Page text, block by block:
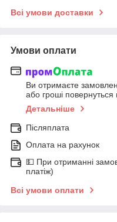
Всі умови доставки
Умови оплати
Ви отримаєте
або гроші повернуться
Детальніше
Післяплата
Оплата на рахунок
💵 При отриманні
платіж)
Всі умови оплати